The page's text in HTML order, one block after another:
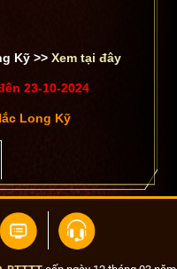
Kỹ >> Xem tại đây
23-10-2024
Long Kỹ
Ấn Bí Kíp